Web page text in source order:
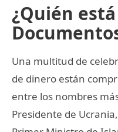
¿Quién
Una multitud de
de dinero están
entre los nombres
Presidente de